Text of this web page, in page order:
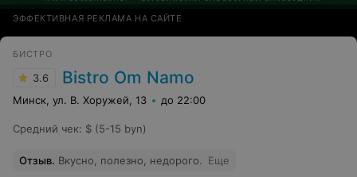
ЭФФЕКТИВНАЯ РЕКЛАМА НА САЙТЕ
БИСТРО
3.6 Bistro Om Namo
Минск, ул. В. Хоружей, 13 до 22:00
Средний чек: $ (5-15 byn)
Отзыв. Вкусно, полезно, недорого. Еще